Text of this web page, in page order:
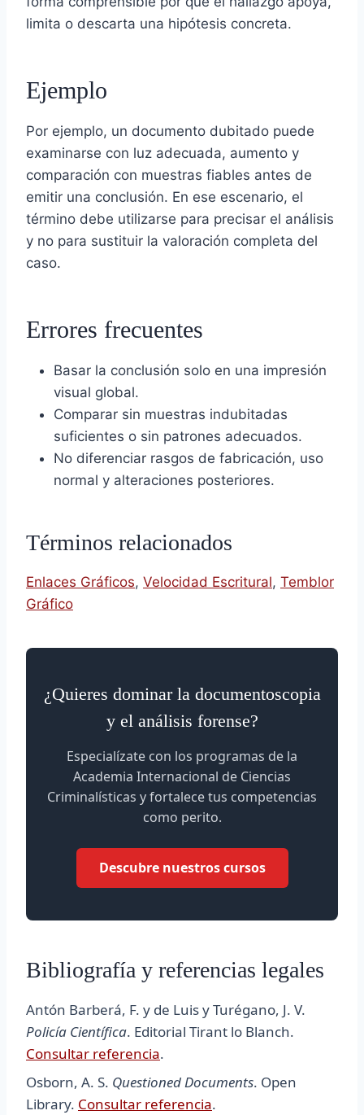
limita o descarta una hipótesis concreta.
Ejemplo
Por ejemplo, un documento dubitado puede
examinarse con luz adecuada, aumento y
comparación con muestras fiables antes de
emitir una conclusión. En ese escenario, el
término debe utilizarse para precisar el análisis
y no para sustituir la valoración completa del
caso.
Errores frecuentes
Basar la conclusión solo en una impresión
visual global.
Comparar sin muestras indubitadas
suficientes o sin patrones adecuados.
No diferenciar rasgos de fabricación, uso
normal y alteraciones posteriores.
Términos relacionados
Enlaces Gráficos, Velocidad Escritural, Temblor
Gráfico
¿Quieres dominar la documentoscopia
y el análisis forense?
Especialízate con los programas de la
Academia Internacional de Ciencias
Criminalísticas y fortalece tus competencias
como perito.
Descubre nuestros cursos
Bibliografía y referencias legales
Antón Barberá, F. y de Luis y Turégano, J. V.
Policía Científica. Editorial Tirant lo Blanch.
Consultar referencia.
Osborn, A. S. Questioned Documents. Open
Library. Consultar referencia.